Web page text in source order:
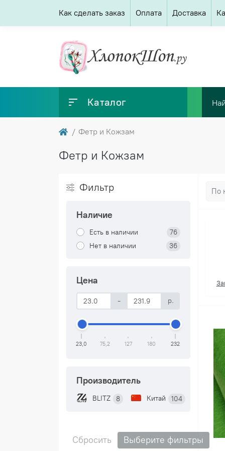
Как сделать заказ Оплата Доставка
Каталог
Фетр и Кожзам
Фетр и Кожзам
Фильтр
Наличие
Есть в наличии
76
Нет в наличии
36
Цена
- р.
23,0 75,2 127 180 232
Производитель
BLITZ 8 Китай 104
Сбросить Выберите фильтры